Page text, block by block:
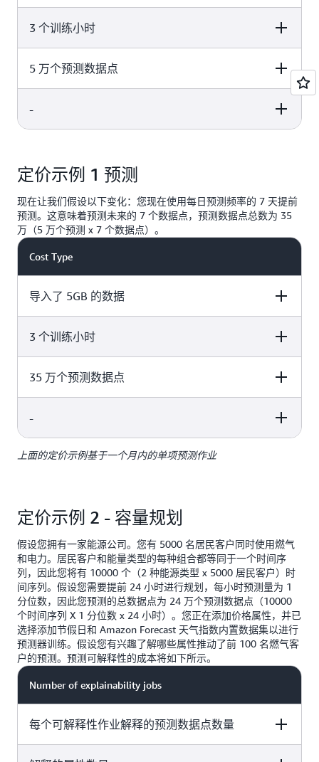
Pricing
0.088 美元/GB 5GB x 0.088 美元/GB = 0.44 美元
3 个训练小时
Pricing
每小时 0.24 美元
3 小时 x 每小时 0.24 美元 = 0.72
5 万个预测数据点
Pricing
-
- 总费用= 101.16 美元
定价示例 1 预测
现在让我们假设以下变化：您现在使用每日预测频率的 7 天提前
预测。这意味着预测未来的 7 个数据点，预测数据点总数为 35
万（5 万个预测 x 7 个数据点）。
Cost Type
导入了 5GB 的数据
Pricing
0.088 美元/GB 5GB x 0.088 美元/GB = 0.44 美元
3 个训练小时
Pricing
每小时 0.24 美元
3 小时 x 每小时 0.24 美元 = 0.72
35 万个预测数据点
Pricing
点，每 1000 个预测数据点
0.80 美元
1000 个预测点 0.8 美元
= 200 美元
总计 = 200 美元+ 200 美
元= 400 美元
-
Pricing Usage Cost
上面的定价示例基于一个月内的单项预测作业
定价示例 2 - 容量规划
假设您拥有一家能源公司。您有 5000 名居民客户同时使用燃气
和电力。居民客户和能量类型的每种组合都等同于一个时间序
列，因此您将有 10000 个（2 种能源类型 x 5000 居民客户）时
间序列。假设您需要提前 24 小时进行规划，每小时预测量为 1
分位数，因此您预测的总数据点为 24 万个预测数据点（10000
个时间序列 X 1 分位数 x 24 小时）。您正在添加价格属性，并已
选择添加节假日和 Amazon Forecast 天气指数内置数据集以进行
预测器训练。假设您有兴趣了解哪些属性推动了前 100 名燃气客
户的预测。预测可解释性的成本将如下所示。
Number of explainability jobs
每个可解释性作业解释的预测数据点数量